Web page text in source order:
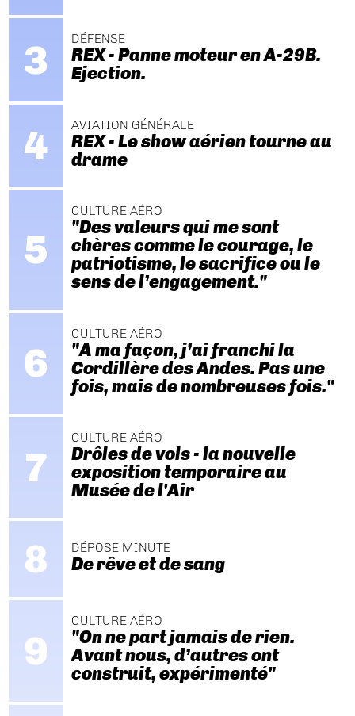
DÉFENSE
REX - Panne moteur en A-29B.
Ejection.
AVIATION GÉNÉRALE
REX - Le show aérien tourne au
drame
CULTURE AÉRO
"Des valeurs qui me sont
chères comme le courage, le
patriotisme, le sacrifice ou le
sens de l’engagement."
CULTURE AÉRO
"A ma façon, j’ai franchi la
Cordillère des Andes. Pas une
fois, mais de nombreuses fois."
CULTURE AÉRO
Drôles de vols - la nouvelle
exposition temporaire au
Musée de l'Air
DÉPOSE MINUTE
De rêve et de sang
CULTURE AÉRO
"On ne part jamais de rien.
Avant nous, d’autres ont
construit, expérimenté"